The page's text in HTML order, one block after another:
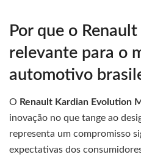
Por que o
relevante para o
automotivo
O Renault Kardian Evolution
inovação no que tange ao
representa um compromisso
expectativas dos